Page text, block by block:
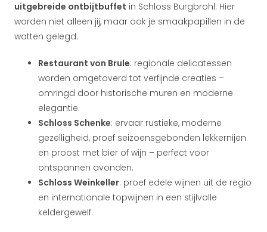
uitgebreide ontbijtbuffet in Schloss Burgbrohl. Hier
worden niet alleen jij, maar ook je smaakpapillen in de
watten gelegd.
Restaurant von Brule: regionale delicatessen
worden omgetoverd tot verfijnde creaties –
omringd door historische muren en moderne
elegantie.
Schloss Schenke: ervaar rustieke, moderne
gezelligheid, proef seizoensgebonden lekkernijen
en proost met bier of wijn – perfect voor
ontspannen avonden.
Schloss Weinkeller: proef edele wijnen uit de regio
en internationale topwijnen in een stijlvolle
keldergewelf.